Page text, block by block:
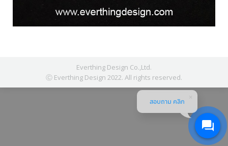
Everthing Design Co.,Ltd.
Ⓒ Everthing Design 2022. All rights reserved.
สอบถาม คลิก